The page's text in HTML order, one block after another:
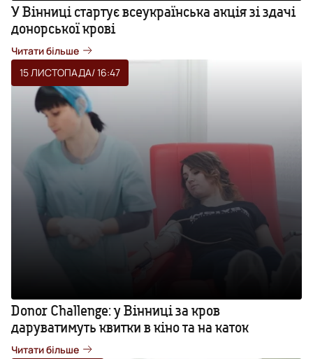
У Вінниці стартує всеукраїнська акція зі здачі
донорської крові
Читати більше
15 ЛИСТОПАДА/ 16:47
Donor Challenge: у Вінниці за кров
даруватимуть квитки в кіно та на каток
Читати більше